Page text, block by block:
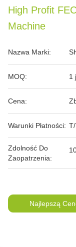
High Profit
Machine
Nazwa Marki:
MOQ: 1
Cena:
Warunki Płatności:
Zdolność Do
Zaopatrzenia:
Najlepszą